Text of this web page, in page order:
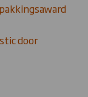
door